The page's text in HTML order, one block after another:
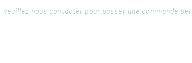
nous contacter pour passer une commande